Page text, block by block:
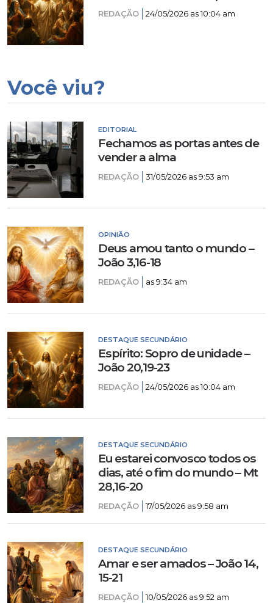
REDAÇÃO 24/05/2026 as 10:04 am
Você viu?
EDITORIAL
Fechamos as portas antes de
vender a alma
REDAÇÃO 31/05/2026 as 9:53 am
OPINIÃO
Deus amou tanto o mundo –
João 3,16-18
REDAÇÃO as 9:34 am
DESTAQUE SECUNDÁRIO
Espírito: Sopro de unidade –
João 20,19-23
REDAÇÃO 24/05/2026 as 10:04 am
DESTAQUE SECUNDÁRIO
Eu estarei convosco todos os
dias, até o fim do mundo – Mt
28,16-20
REDAÇÃO 17/05/2026 as 9:58 am
DESTAQUE SECUNDÁRIO
Amar e ser amados – João 14,
15-21
REDAÇÃO 10/05/2026 as 9:52 am